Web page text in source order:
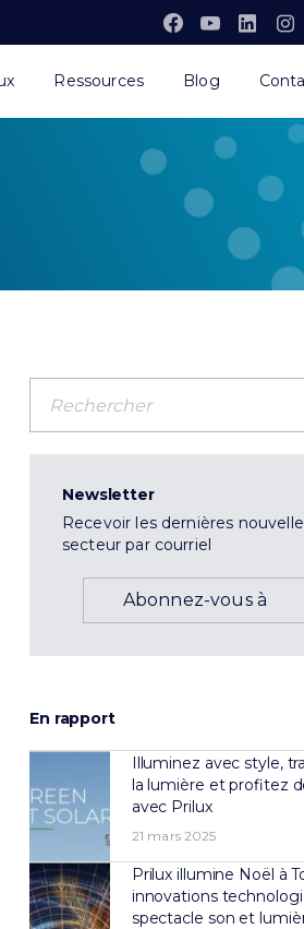
Ressources Blog
Newsletter
Recevoir les dernières
secteur par courriel
Abonnez-vous à
En rapport
Illuminez avec style,
la lumière et profitez
avec Prilux
21 mars 2025
Prilux illumine Noël à
innovations
spectacle son et